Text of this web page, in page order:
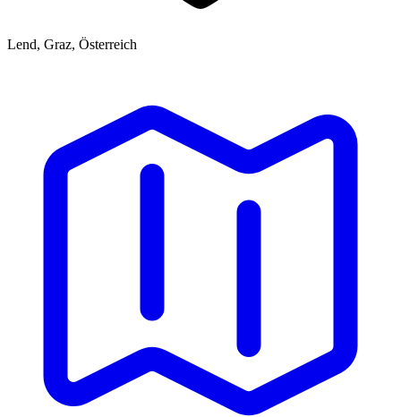
Lend, Graz, Österreich